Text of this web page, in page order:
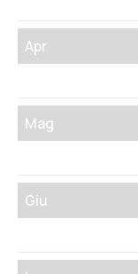
Apr
Mag
Giu